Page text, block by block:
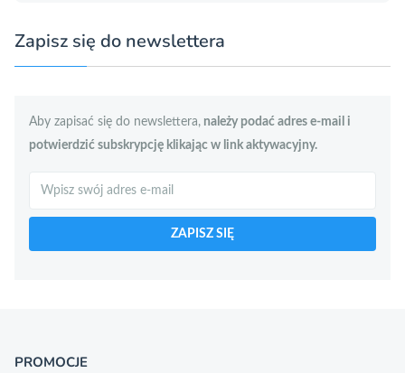
Zapisz się do newslettera
Aby zapisać się do newslettera, należy podać adres e-mail i
potwierdzić subskrypcję klikając w link aktywacyjny.
Szukaj
ZAPISZ SIĘ
PROMOCJE